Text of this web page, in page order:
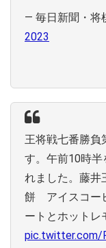
— 毎日新聞・将
2023
王将戦七番勝負
す。午前10時半
れました。藤井
餅 アイスコー
ートとホットレ
pic.twitter.com/